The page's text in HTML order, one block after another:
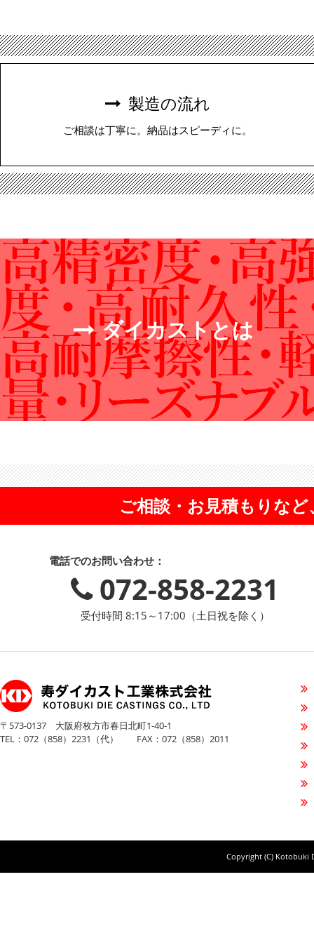
製造の流れ
ご相談は丁寧に。納品はスピーディに。
ダイカストとは
ご相談・お見積もりな
電話でのお問い合わせ：
072-858-2231
受付時間 8:15～17:00（土日祝を除く）
〒573-0137 大阪府枚方市春日北町1-40-1
TEL：072（858）2231（代） FAX：072（858）2011
Copyright (C) Kotobuki